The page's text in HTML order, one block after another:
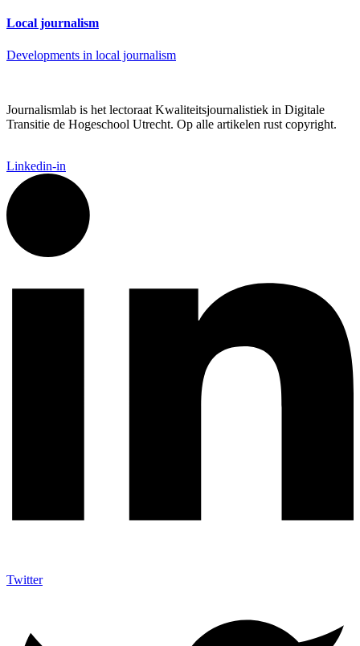
Local journalism
Developments in local journalism
Journalismlab is het lectoraat Kwaliteitsjournalistiek in Digitale
Transitie de Hogeschool Utrecht. Op alle artikelen rust copyright.
Linkedin-in
Twitter